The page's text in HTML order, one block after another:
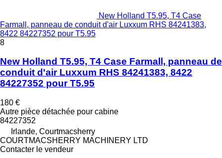
New Holland T5.95, T4 Case
Farmall, panneau de conduit d'air Luxxum RHS 84241383,
8422 84227352 pour T5.95
8
New Holland T5.95, T4 Case Farmall, panneau de
conduit d'air Luxxum RHS 84241383, 8422
84227352 pour T5.95
180 €
Autre pièce détachée pour cabine
84227352
Irlande, Courtmacsherry
COURTMACSHERRY MACHINERY LTD
Contacter le vendeur